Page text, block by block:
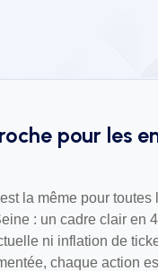
pour les
la même pour toutes
: un cadre clair en
ni inflation de
chaque action